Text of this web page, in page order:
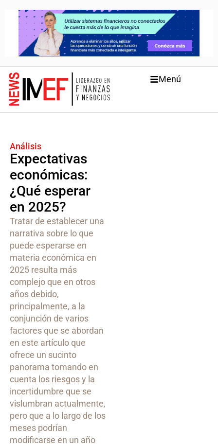
Menú
Análisis
Expectativas
económicas:
¿Qué esperar
en 2025?
Tratar de establecer una
narrativa sobre lo que
puede esperarse en
materia económica en
2025 resulta más
complejo que en otros
años debido,
principalmente, a la
conjunción de varios
factores que se abordan
en este artículo que
ofrece un sucinto
panorama tomando en
cuenta los riesgos y la
incertidumbre que se
vislumbran actualmente,
pero que a lo largo de los
meses podrían
modificarse en un año